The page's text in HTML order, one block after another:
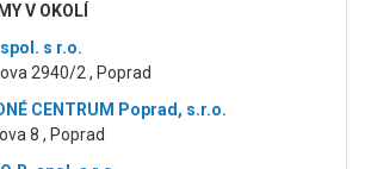
V OKOLÍ
s r.o.
2940/2 , Poprad
CENTRUM Poprad, s.r.o.
8 , Poprad